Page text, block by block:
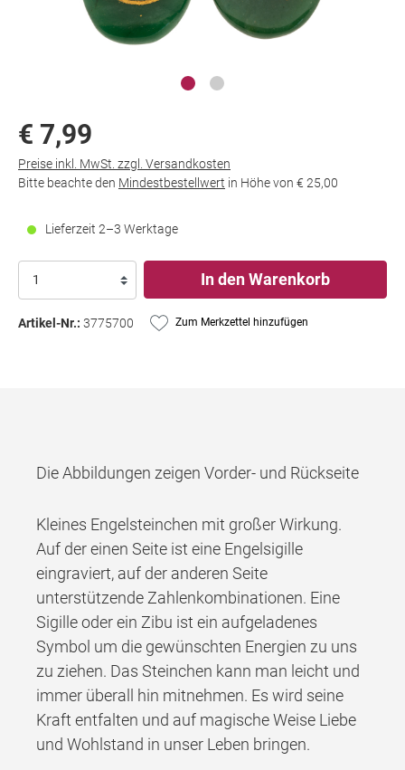
€ 7,99
Preise inkl. MwSt. zzgl. Versandkosten
Bitte beachte den Mindestbestellwert in Höhe von € 25,00
Lieferzeit 2–3 Werktage
In den Warenkorb
Artikel-Nr.: 3775700 Zum Merkzettel hinzufügen
Die Abbildungen zeigen Vorder- und Rückseite
Kleines Engelsteinchen mit großer Wirkung.
Auf der einen Seite ist eine Engelsigille
eingraviert, auf der anderen Seite
unterstützende Zahlenkombinationen. Eine
Sigille oder ein Zibu ist ein aufgeladenes
Symbol um die gewünschten Energien zu uns
zu ziehen. Das Steinchen kann man leicht und
immer überall hin mitnehmen. Es wird seine
Kraft entfalten und auf magische Weise Liebe
und Wohlstand in unser Leben bringen.